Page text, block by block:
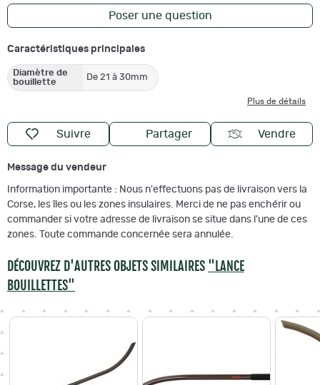
Poser une question
Caractéristiques principales
Diamètre de
bouillette
De 21 à 30mm
Plus de détails
Suivre Partager Vendre
Message du vendeur
Information importante : Nous n'effectuons pas de livraison vers la
Corse, les îles ou les zones insulaires. Merci de ne pas enchérir ou
commander si votre adresse de livraison se situe dans l'une de ces
zones. Toute commande concernée sera annulée.
DÉCOUVREZ D'AUTRES OBJETS SIMILAIRES "LANCE
BOUILLETTES"